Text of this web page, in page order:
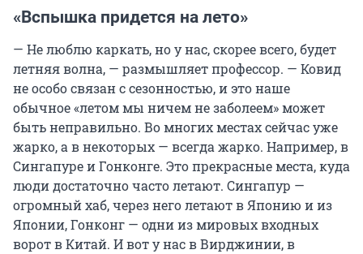
«Вспышка придется на лето»
— Не люблю каркать, но у нас, скорее всего, будет
летняя волна, — размышляет профессор. — Ковид
не особо связан с сезонностью, и это наше
обычное «летом мы ничем не заболеем» может
быть неправильно. Во многих местах сейчас уже
жарко, а в некоторых — всегда жарко. Например, в
Сингапуре и Гонконге. Это прекрасные места, куда
люди достаточно часто летают. Сингапур —
огромный хаб, через него летают в Японию и из
Японии, Гонконг — одни из мировых входных
ворот в Китай. И вот у нас в Вирджинии, в